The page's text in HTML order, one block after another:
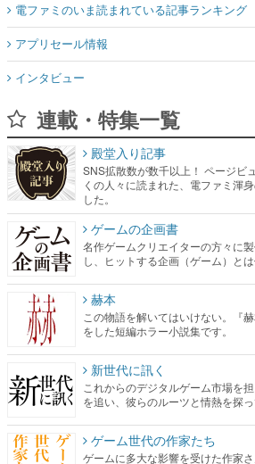
インタビュー
連載・特集一覧
くの人々に読まれた、電ファミ渾身
した。
ゲームの企画書
名作ゲームクリエイターの方々に
し、ヒットする企画（ゲーム）と
赫本
この物語を解いてはいけない。『
をした短編ホラー小説集です。
新世代に訊く
これからのデジタルゲーム市場を
を追い、彼らのルーツと情熱を探っ
ゲーム世代の作家たち
ゲームに多大な影響を受けた作家
のコンテンツ産業やカルチャーに
日本モバイルゲーム産業史